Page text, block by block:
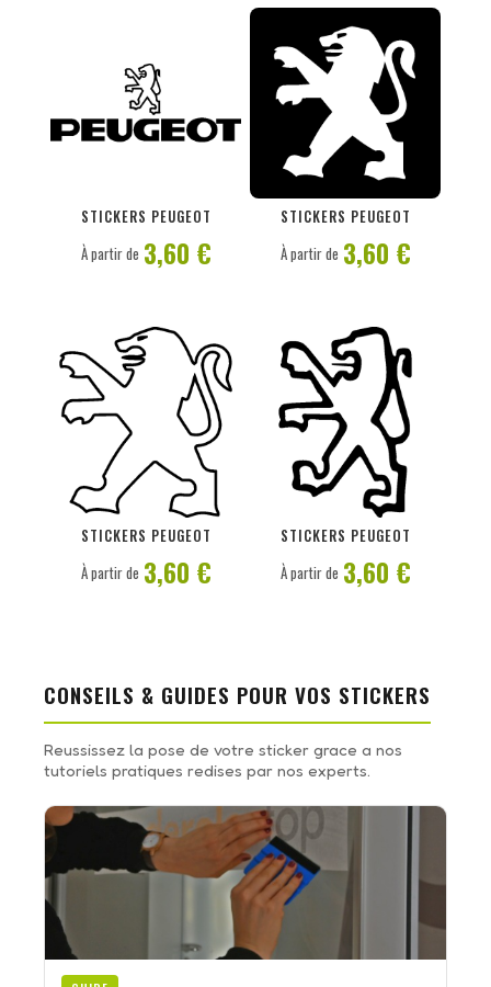
STICKERS PEUGEOT
À partir de 3,60 €
STICKERS PEUGEOT
PERSONNALISER
À partir de 3,60 €
STICKERS PEUGEOT
PERSONNALISER
À partir de 3,60 €
STICKERS PEUGEOT
PERSONNALISER
À partir de 3,60 €
CONSEILS & GUIDES POUR VOS STICKERS
Reussissez la pose de votre sticker grace a nos
tutoriels pratiques redises par nos experts.